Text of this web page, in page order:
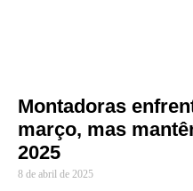
Montadoras
março, mas
2025
8 de abril de 2025